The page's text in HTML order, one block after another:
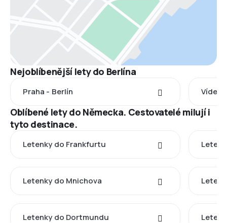
Nejoblíbenější lety do Berlína
Praha - Berlín Vídeň
Oblíbené lety do Německa. Cestovatelé milují i
tyto destinace.
Letenky do Frankfurtu
Letenky do Mnichova
Letenky do Dortmundu